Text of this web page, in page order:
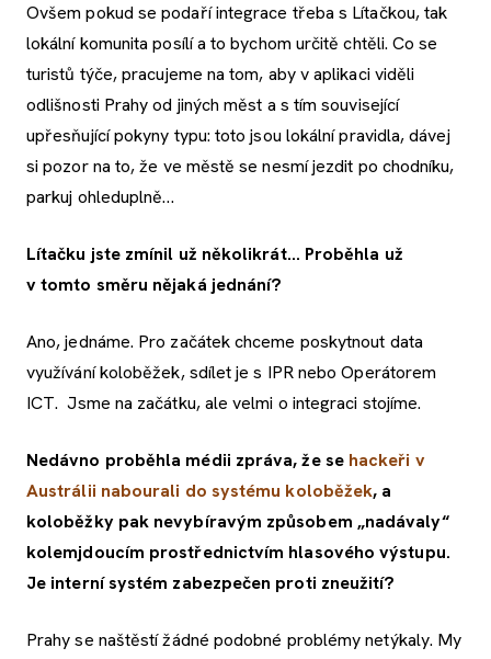
Ovšem pokud se podaří integrace třeba s Lítačkou, tak
lokální komunita posílí a to bychom určitě chtěli. Co se
turistů týče, pracujeme na tom, aby v aplikaci viděli
odlišnosti Prahy od jiných měst a s tím související
upřesňující pokyny typu: toto jsou lokální pravidla, dávej
si pozor na to, že ve městě se nesmí jezdit po chodníku,
parkuj ohleduplně…
Lítačku jste zmínil už několikrát… Proběhla už
v tomto směru nějaká jednání?
Ano, jednáme. Pro začátek chceme poskytnout data
využívání koloběžek, sdílet je s IPR nebo Operátorem
ICT. Jsme na začátku, ale velmi o integraci stojíme.
Nedávno proběhla médii zpráva, že se hackeři v
Austrálii nabourali do systému koloběžek, a
koloběžky pak nevybíravým způsobem „nadávaly“
kolemjdoucím prostřednictvím hlasového výstupu.
Je interní systém zabezpečen proti zneužití?
Prahy se naštěstí žádné podobné problémy netýkaly. My